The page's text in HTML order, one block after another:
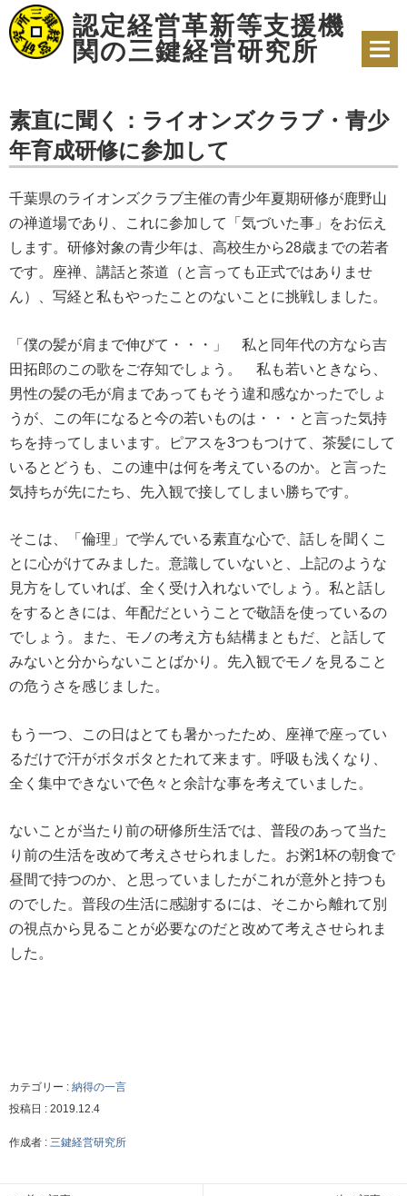
堅・
中
に
営
発
展・
全
の
を
い
す。
関
ID
107412000210）
認定経営革新等支援機
関の三鍵経営研究所
素直に聞く：ライオンズクラブ・青少
年育成研修に参加して
千葉県のライオンズクラブ主催の青少年夏期研修が鹿野山
の禅道場であり、これに参加して「気づいた事」をお伝え
します。研修対象の青少年は、高校生から28歳までの若者
です。座禅、講話と茶道（と言っても正式ではありませ
ん）、写経と私もやったことのないことに挑戦しました。
「僕の髪が肩まで伸びて・・・」 私と同年代の方なら吉
田拓郎のこの歌をご存知でしょう。 私も若いときなら、
男性の髪の毛が肩まであってもそう違和感なかったでしょ
うが、この年になると今の若いものは・・・と言った気持
ちを持ってしまいます。ピアスを3つもつけて、茶髪にして
いるとどうも、この連中は何を考えているのか。と言った
気持ちが先にたち、先入観で接してしまい勝ちです。
そこは、「倫理」で学んでいる素直な心で、話しを聞くこ
とに心がけてみました。意識していないと、上記のような
見方をしていれば、全く受け入れないでしょう。私と話し
をするときには、年配だということで敬語を使っているの
でしょう。また、モノの考え方も結構まともだ、と話して
みないと分からないことばかり。先入観でモノを見ること
の危うさを感じました。
もう一つ、この日はとても暑かったため、座禅で座ってい
るだけで汗がボタボタとたれて来ます。呼吸も浅くなり、
全く集中できないで色々と余計な事を考えていました。
ないことが当たり前の研修所生活では、普段のあって当た
り前の生活を改めて考えさせられました。お粥1杯の朝食で
昼間で持つのか、と思っていましたがこれが意外と持つも
のでした。普段の生活に感謝するには、そこから離れて別
の視点から見ることが必要なのだと改めて考えさせられま
した。
カテゴリー : 納得の一言
投稿日 : 2019.12.4
作成者 : 三鍵経営研究所